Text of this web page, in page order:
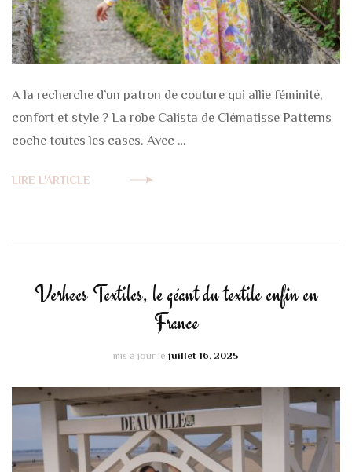
A la recherche d’un patron de couture qui allie féminité,
confort et style ? La robe Calista de Clématisse Patterns
coche toutes les cases. Avec …
LIRE L'ARTICLE
Verhees Textiles, le géant du textile enfin en
France
mis à jour le juillet 16, 2025